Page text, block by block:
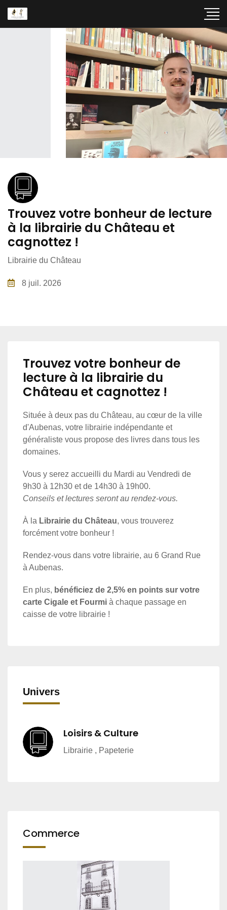
Trouvez votre bonheur de lecture
à la librairie du Château et
cagnottez !
Librairie du Château
8 juil. 2026
Trouvez votre bonheur de
lecture à la librairie du
Château et cagnottez !
Située à deux pas du Château, au cœur de la ville
d'Aubenas, votre librairie indépendante et
généraliste vous propose des livres dans tous les
domaines.
Vous y serez accueilli du Mardi au Vendredi de
9h30 à 12h30 et de 14h30 à 19h00.
Conseils et lectures seront au rendez-vous.
À la Librairie du Château, vous trouverez
forcément votre bonheur !
Rendez-vous dans votre librairie, au 6 Grand Rue
à Aubenas.
En plus, bénéficiez de 2,5% en points sur votre
carte Cigale et Fourmi à chaque passage en
caisse de votre librairie !
Univers
Loisirs & Culture
Librairie , Papeterie
Commerce